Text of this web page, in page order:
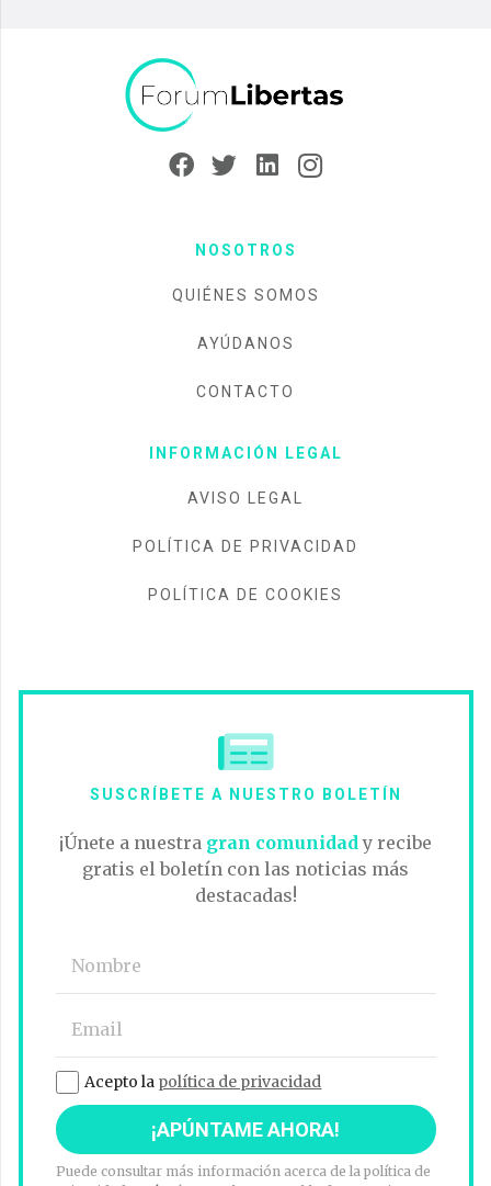
NOSOTROS
QUIÉNES SOMOS
AYÚDANOS
CONTACTO
INFORMACIÓN LEGAL
AVISO LEGAL
POLÍTICA DE PRIVACIDAD
POLÍTICA DE COOKIES
SUSCRÍBETE A NUESTRO BOLETÍN
¡Únete a nuestra gran comunidad y recibe
gratis el boletín con las noticias más
destacadas!
Acepto la política de privacidad
Puede consultar más información acerca de la política de